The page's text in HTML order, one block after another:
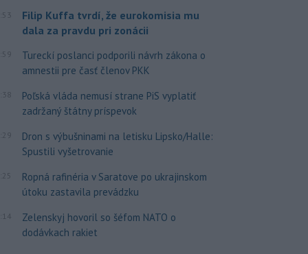
Filip Kuffa tvrdí, že eurokomisia mu
dala za pravdu pri zonácii
Tureckí poslanci podporili návrh zákona o
amnestii pre časť členov PKK
Poľská vláda nemusí strane PiS vyplatiť
zadržaný štátny príspevok
Dron s výbušninami na letisku Lipsko/Halle:
Spustili vyšetrovanie
Ropná rafinéria v Saratove po ukrajinskom
útoku zastavila prevádzku
Zelenskyj hovoril so šéfom NATO o
dodávkach rakiet